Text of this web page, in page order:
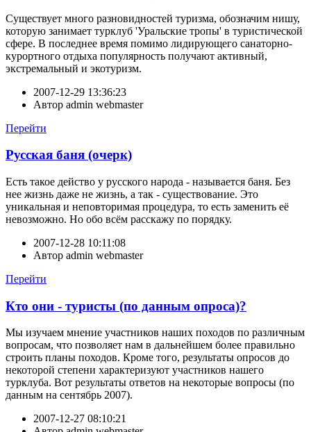
Существует много разновидностей туризма, обозначим нишу,
которую занимает турклуб 'Уральские тропы' в туристической
сфере. В последнее время помимо лидирующего санаторно-
курортного отдыха популярность получают активный,
экстремальный и экотуризм.
2007-12-29 13:36:23
Автор admin webmaster
Перейти
Русская баня (очерк)
Есть такое действо у русского народа - называется баня. Без
нее жизнь даже не жизнь, а так - существование. Это
уникальная и неповторимая процедура, то есть заменить её
невозможно. Но обо всём расскажу по порядку.
2007-12-28 10:11:08
Автор admin webmaster
Перейти
Кто они - туристы (по данным опроса)?
Мы изучаем мнение участников наших походов по различным
вопросам, что позволяет нам в дальнейшем более правильно
строить планы походов. Кроме того, результаты опросов до
некоторой степени характеризуют участников нашего
турклуба. Вот результаты ответов на некоторые вопросы (по
данным на сентябрь 2007).
2007-12-27 08:10:21